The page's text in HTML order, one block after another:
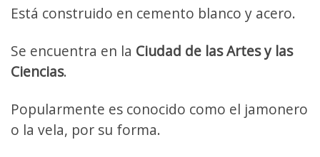
Está construido en cemento blanco y acero.
Se encuentra en la Ciudad de las Artes y las
Ciencias.
Popularmente es conocido como el jamonero
o la vela, por su forma.